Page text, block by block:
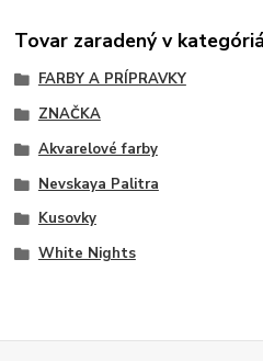
Tovar zaradený v
FARBY A PRÍPRAVKY
ZNAČKA
Akvarelové farby
Nevskaya Palitra
Kusovky
White Nights